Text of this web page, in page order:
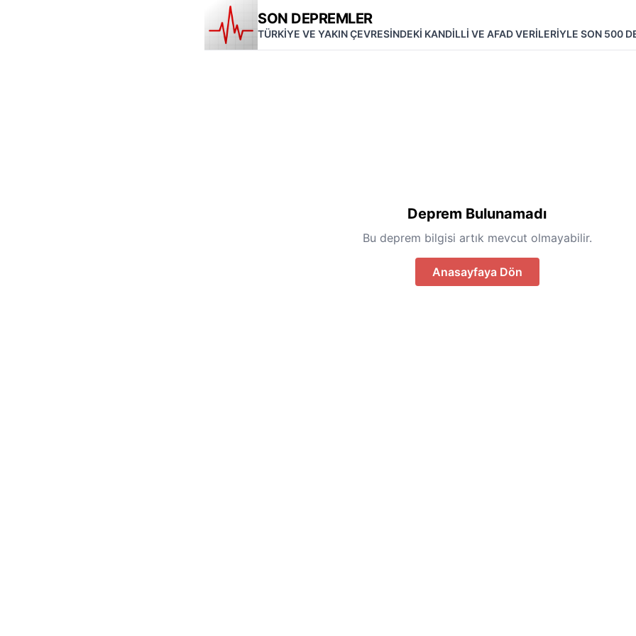
SON DEPREMLER
TÜRKİYE VE YAKIN ÇEVRESİNDEKİ KANDİLLİ VE AFAD VERİLERİYLE SON 500
Deprem Bulunamadı
Bu deprem bilgisi artık mevcut olmayabilir.
Anasayfaya Dön